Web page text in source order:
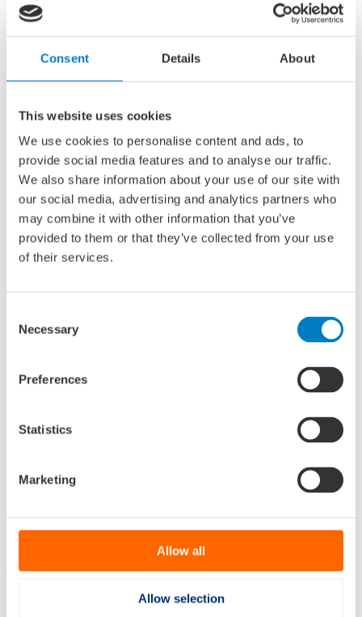
Consent Details About
This website uses cookies
We use cookies to personalise content and ads, to
provide social media features and to analyse our traffic.
We also share information about your use of our site with
our social media, advertising and analytics partners who
may combine it with other information that you’ve
provided to them or that they’ve collected from your use
of their services.
Selection
Necessary
Preferences
Statistics
Marketing
Allow all
Allow selection
ontwikkelen die een efficiëntere wijze van (digitale)
samenwerking tussen het kantoor, de vloot en de
“slim en veilig varen” en “effectieve infrastructuur”. De
applicatie optimaliseert de informatievoorziening en –
(van kapitein, stuurman en matroos) tussen het kantoor,
het schip en de bevrachter.
Doelstellingen van het project
Aplica Maritiem heeft als hoofddoelstelling de ontwikkeling
van een digitale werkomgeving die de communicatie,
uitwisseling en operationele taken tussen maritieme
beter aangestuurd kunnen worden. Binnen dit project zijn
Ontwikkeling van concrete digitale oplossingen voor de
maritieme positie te verstevigen (richting de toekomst).
verschillende Nederlandse maritieme bedrijven in
combinatie met onderwijs- en kennisinstellingen.
Delen via: